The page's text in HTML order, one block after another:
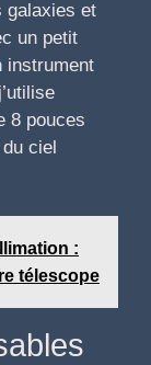
galaxies et
un petit
instrument
8 pouces
ciel
:
télescope